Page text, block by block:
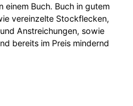
einem Buch. Buch in gutem
vereinzelte Stockflecken,
Anstreichungen, sowie
bereits im Preis mindernd